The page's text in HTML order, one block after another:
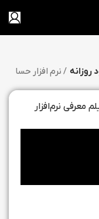
روزانه
معرفی نرم‌افزار